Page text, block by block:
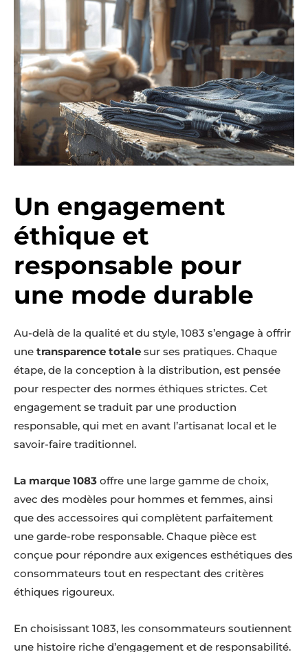
Un engagement
éthique et
responsable pour
une mode durable
Au-delà de la qualité et du style, 1083 s’engage à offrir
une transparence totale sur ses pratiques. Chaque
étape, de la conception à la distribution, est pensée
pour respecter des normes éthiques strictes. Cet
engagement se traduit par une production
responsable, qui met en avant l’artisanat local et le
savoir-faire traditionnel.
La marque 1083 offre une large gamme de choix,
avec des modèles pour hommes et femmes, ainsi
que des accessoires qui complètent parfaitement
une garde-robe responsable. Chaque pièce est
conçue pour répondre aux exigences esthétiques des
consommateurs tout en respectant des critères
éthiques rigoureux.
En choisissant 1083, les consommateurs soutiennent
une histoire riche d’engagement et de responsabilité.